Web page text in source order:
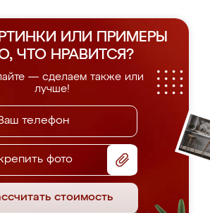
ИЛИ ПРИМЕРЫ
ЧТО НРАВИТСЯ?
— сделаем также или
лучше!
фото
стоимость